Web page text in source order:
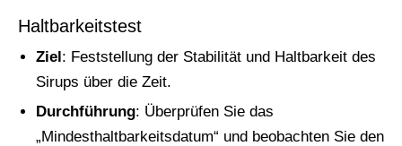
Haltbarkeitstest
Ziel: Feststellung der Stabilität und Haltbarkeit des
Sirups über die Zeit.
Durchführung: Überprüfen Sie das
„Mindesthaltbarkeitsdatum“ und beobachten Sie den